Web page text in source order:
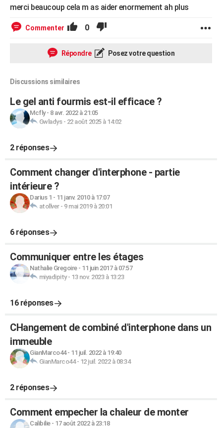
merci beaucoup cela m as aider enormement ah plus
Commenter 0
Répondre Posez votre question
Discussions similaires
Le gel anti fourmis est-il efficace ?
Mcfly- 8 avr. 2022 à 21:05
Gwladys- 22 août 2025 à 14:02
2 réponses
Comment changer d'interphone - partie
intérieure ?
Darius 1 - 11 janv. 2010 à 17:07
atollver- 9 mai 2019 à 20:01
6 réponses
Communiquer entre les étages
Nathalie Gregoire- 11 juin 2017 à 07:57
miyadipity- 13 nov. 2023 à 13:23
16 réponses
CHangement de combiné d'interphone dans un
immeuble
GianMarco44- 11 juil. 2022 à 19:40
GianMarco44- 12 juil. 2022 à 08:34
2 réponses
Comment empecher la chaleur de monter
Calibilie- 17 août 2022 à 23:18